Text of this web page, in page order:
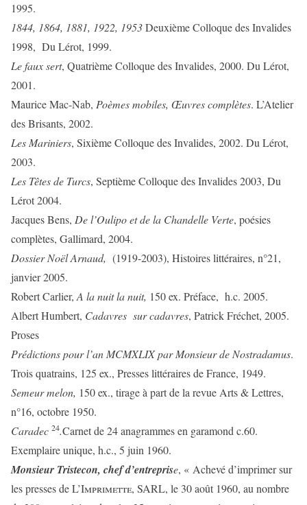
1995.
1844, 1864, 1881, 1922, 1953Deuxième Colloque des Invalides
1998, Du Lérot, 1999.
Le faux sert, Quatrième Colloque des Invalides, 2000. Du Lérot,
2001.
Maurice Mac-Nab, Poèmes mobiles, Œuvres complètes. L’Atelier
des Brisants, 2002.
Les Mariniers, Sixième Colloque des Invalides, 2002. Du Lérot,
2003.
Les Têtes de Turcs, Septième Colloque des Invalides 2003, Du
Lérot 2004.
Jacques Bens, De l’Oulipo et de la Chandelle Verte, poésies
complètes, Gallimard, 2004.
Dossier Noël Arnaud, (1919-2003), Histoires littéraires, n°21,
janvier 2005.
Robert Carlier, A la nuit la nuit, 150 ex. Préface, h.c. 2005.
Albert Humbert, Cadavres sur cadavres, Patrick Fréchet, 2005.
Proses
Prédictions pour l’an MCMXLIX par Monsieur de Nostradamus.
Trois quatrains, 125 ex., Presses littéraires de France, 1949.
Semeur melon, 150 ex., tirage à part de la revue Arts & Lettres,
n°16, octobre 1950.
Caradec 24.Carnet de24 anagrammes en garamond c.60.
Exemplaire unique, h.c., 5 juin 1960.
Monsieur Tristecon, chef d’entreprise, « Achevé d’imprimer sur
les presses deL’Imprimette, SARL, le 30 août 1960, au nombre